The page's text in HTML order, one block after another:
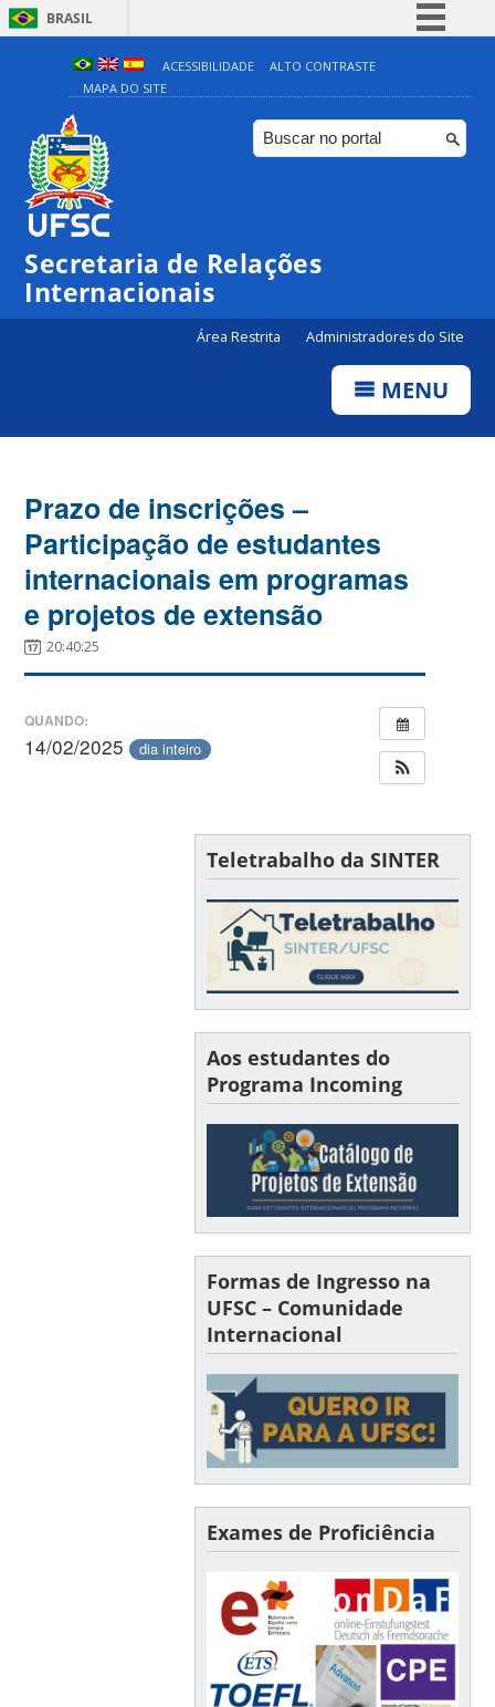
BRASIL
Simplifique!
Comunica BR
Participe
ACESSIBILIDADE
ALTO CONTRASTE
MAPA DO SITE
Secretaria de Relações
Internacionais
Área Restrita Administradores do Site
MENU
Prazo de inscrições –
Participação de estudantes
internacionais em programas
e projetos de extensão
20:40:25
QUANDO:
14/02/2025 dia inteiro
Teletrabalho da SINTER
Aos estudantes do
Programa Incoming
Formas de Ingresso na
UFSC – Comunidade
Internacional
Exames de Proficiência